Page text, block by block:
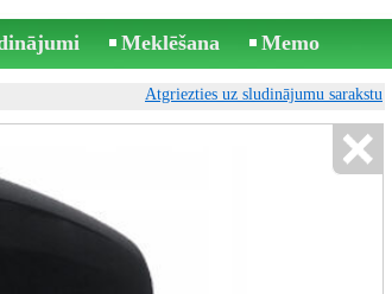
Meklēšana Memo
Atgriezties uz sludinājumu sarakstu